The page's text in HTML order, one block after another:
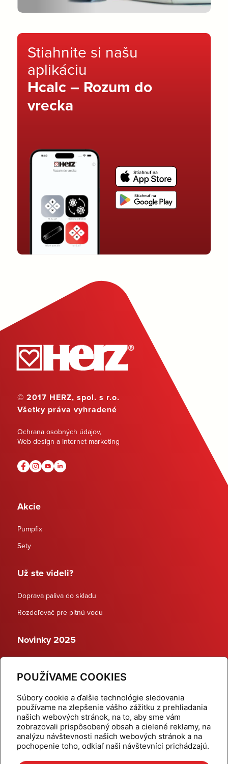
POUŽÍVAME COOKIES
Súbory cookie a ďalšie technológie sledovania
používame na zlepšenie vášho zážitku z prehliadania
našich webových stránok, na to, aby sme vám
zobrazovali prispôsobený obsah a cielené reklamy, na
analýzu návštevnosti našich webových stránok a na
pochopenie toho, odkiaľ naši návštevníci prichádzajú.
Stiahnite si našu
aplikáciu
Hcalc – Rozum do
vrecka
© 2017 HERZ, spol. s r.o.
Všetky práva vyhradené
Ochrana osobných údajov,
Web design a Internet marketing
Akcie
Pumpfix
Sety
Už ste videli?
Doprava paliva do skladu
Rozdeľovač pre pitnú vodu
Novinky 2025
Dynamické termostatické ventily
Domov
Produkty
Aktuality
Odber šikovné tipy